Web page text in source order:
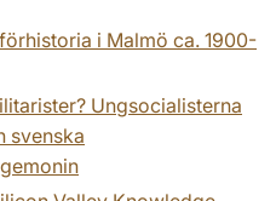
i Malmö ca. 1900-
Ungsocialisterna
svenska